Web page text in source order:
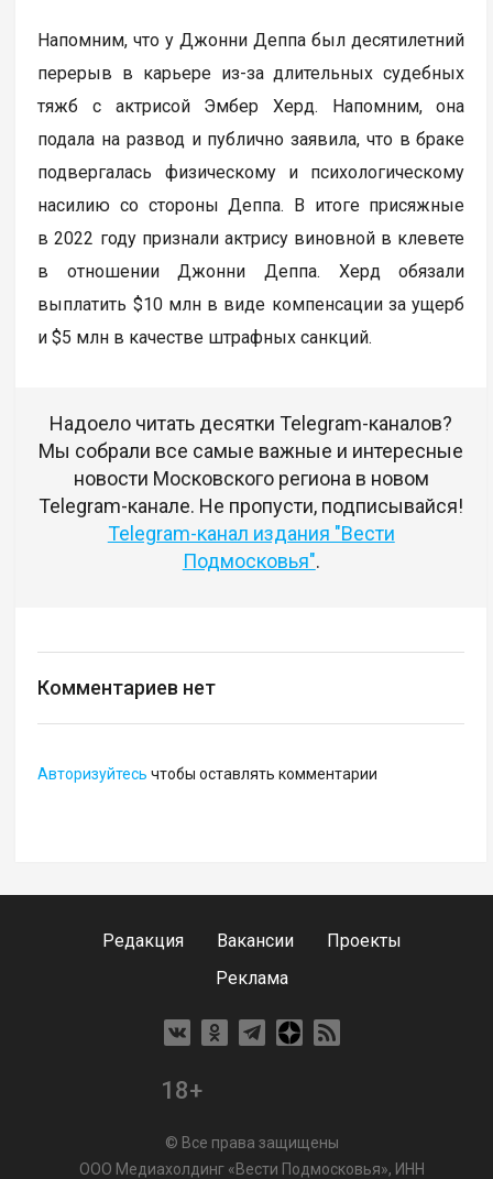
Напомним, что у Джонни Деппа был десятилетний
перерыв в карьере из-за длительных судебных
тяжб с актрисой Эмбер Херд. Напомним, она
подала на развод и публично заявила, что в браке
подвергалась физическому и психологическому
насилию со стороны Деппа. В итоге присяжные
в 2022 году признали актрису виновной в клевете
в отношении Джонни Деппа. Херд обязали
выплатить $10 млн в виде компенсации за ущерб
и $5 млн в качестве штрафных санкций.
Надоело читать десятки Telegram-каналов?
Мы собрали все самые важные и интересные
новости Московского региона в новом
Telegram-канале. Не пропусти, подписывайся!
Telegram-канал издания "Вести
Подмосковья".
Комментариев нет
Авторизуйтесь чтобы оставлять комментарии
Редакция Вакансии
Проекты
Реклама
18+
© Все права защищены
ООО Медиахолдинг «Вести Подмосковья», ИНН